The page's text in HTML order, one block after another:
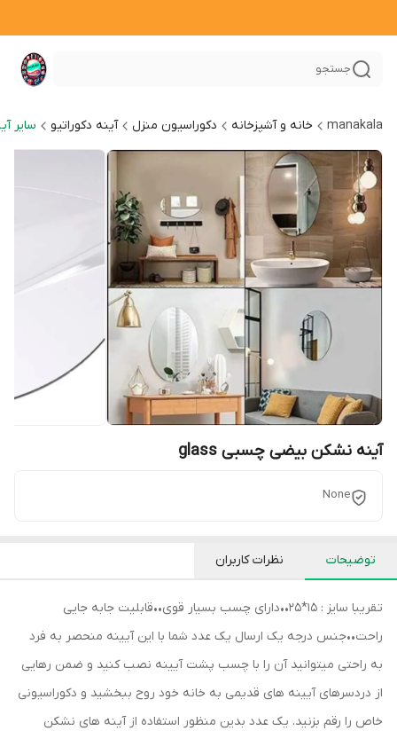
جستجو
manakala خانه و آشپزخانه دکوراسیون منزل آینه دکوراتیو سایر
آینه نشکن بیضی چسبی glass
None
توضیحات نظرات کاربران
تقریبا سایز : 15*25••دارای چسب بسیار قوی••قابلیت جابه جایی
راحت••جنس درجه یک ارسال یک عدد شما با این آیینه منحصر به فرد
به راحتی میتوانید آن را با چسب پشت آیینه نصب کنید و ضمن رهایی
از دردسرهای آیینه های قدیمی به خانه خود روح ببخشید و دکوراسیونی
خاص را رقم بزنید. یک عدد بدین منظور استفاده از آینه های نشکن